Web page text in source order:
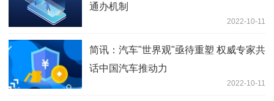
通办机制
2022-10-11
简讯：汽车"世界观"亟待重塑 权威专家共
话中国汽车推动力
2022-10-11